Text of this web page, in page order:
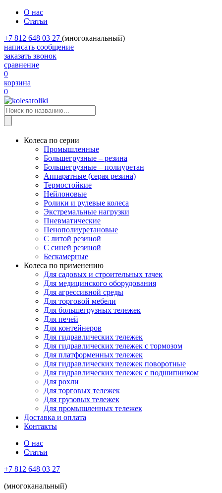
О нас
Статьи
+7 812 648 03 27 (многоканальный)
написать сообщение
заказать звонок
сравнение
0
корзина
0
Колеса по серии
Промышленные
Большегрузные – резина
Большегрузные – полиуретан
Аппаратные (серая резина)
Термостойкие
Нейлоновые
Ролики и рулевые колеса
Экстремальные нагрузки
Пневматические
Пенополиуретановые
С литой резиной
С синей резиной
Бескамерные
Колеса по применению
Для садовых и строительных тачек
Для медицинского оборудования
Для агрессивной среды
Для торговой мебели
Для большегрузных тележек
Для печей
Для контейнеров
Для гидравлических тележек
Для гидравлических тележек с тормозом
Для платформенных тележек
Для гидравлических тележек поворотные
Для гидравлических тележек с подшипником
Для рохли
Для торговых тележек
Для грузовых тележек
Для промышленных тележек
Доставка и оплата
Контакты
О нас
Статьи
+7 812 648 03 27
(многоканальный)